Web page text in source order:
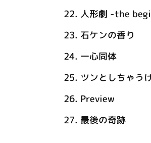
22. 人形劇 -the
23. 石ケンの香り
24. 一心同体
25. ツンとしちゃう
26. Preview
27. 最後の奇跡